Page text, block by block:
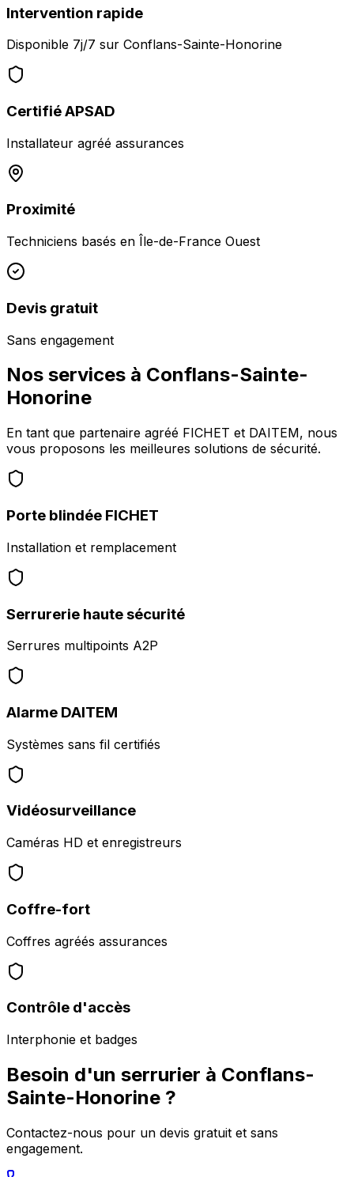
Intervention rapide
Disponible 7j/7 sur Conflans-Sainte-Honorine
Certifié APSAD
Installateur agréé assurances
Proximité
Techniciens basés en Île-de-France Ouest
Devis gratuit
Sans engagement
Nos services à Conflans-Sainte-
Honorine
En tant que partenaire agréé FICHET et DAITEM, nous
vous proposons les meilleures solutions de sécurité.
Porte blindée FICHET
Installation et remplacement
Serrurerie haute sécurité
Serrures multipoints A2P
Alarme DAITEM
Systèmes sans fil certifiés
Vidéosurveillance
Caméras HD et enregistreurs
Coffre-fort
Coffres agréés assurances
Contrôle d'accès
Interphonie et badges
Besoin d'un serrurier à Conflans-
Sainte-Honorine ?
Contactez-nous pour un devis gratuit et sans
engagement.